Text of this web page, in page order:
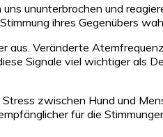
ununterbrochen und
ihres Gegenübers
Veränderte
Signale viel wichtiger als
zwischen Hund und
für die